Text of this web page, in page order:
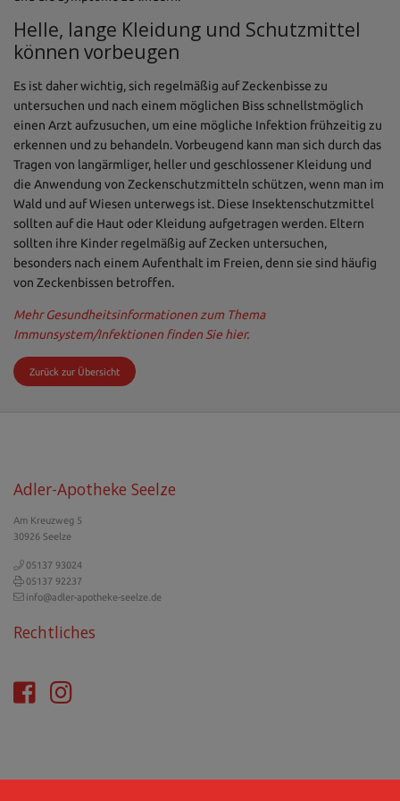
Zurück zur Übersicht
Helle, lange Kleidung und Schutzmittel
können vorbeugen
Es ist daher wichtig, sich regelmäßig auf Zeckenbisse zu
untersuchen und nach einem möglichen Biss schnellstmöglich
einen Arzt aufzusuchen, um eine mögliche Infektion frühzeitig zu
erkennen und zu behandeln. Vorbeugend kann man sich durch das
Tragen von langärmliger, heller und geschlossener Kleidung und
die Anwendung von Zeckenschutzmitteln schützen, wenn man im
Wald und auf Wiesen unterwegs ist. Diese Insektenschutzmittel
sollten auf die Haut oder Kleidung aufgetragen werden. Eltern
sollten ihre Kinder regelmäßig auf Zecken untersuchen,
besonders nach einem Aufenthalt im Freien, denn sie sind häufig
von Zeckenbissen betroffen.
Mehr Gesundheitsinformationen zum Thema
Immunsystem/Infektionen finden Sie hier.
Adler-Apotheke Seelze
Am Kreuzweg 5
30926 Seelze
05137 93024
05137 92237
info@adler-apotheke-seelze.de
Rechtliches